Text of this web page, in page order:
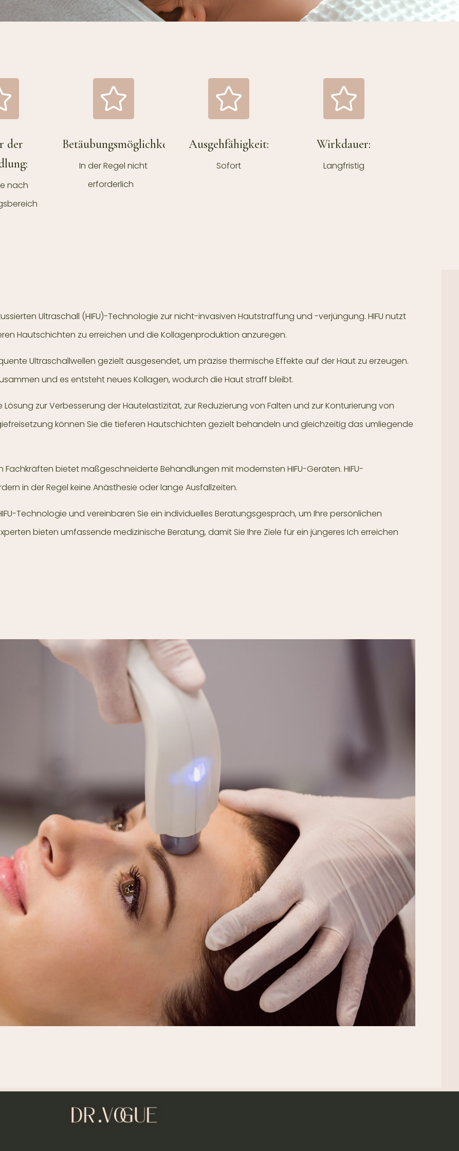
der
nach
Betäubungsmöglichkeit:
In der Regel nicht
erforderlich
Ausgehfähigkeit:
Sofort
Wirkdauer:
Langfristig
Ultraschall (HIFU)-Technologie zur nicht-invasiven Hautstraffung und -verjüngung. HIFU nutzt
Hautschichten zu erreichen und die Kollagenproduktion anzuregen.
Ultraschallwellen gezielt ausgesendet, um präzise thermische Effekte auf der Haut zu erzeugen.
und es entsteht neues Kollagen, wodurch die Haut straff bleibt.
Lösung zur Verbesserung der Hautelastizität, zur Reduzierung von Falten und zur Konturierung von
können Sie die tieferen Hautschichten gezielt behandeln und gleichzeitig das umliegende
Fachkräften bietet maßgeschneiderte Behandlungen mit modernsten HIFU-Geräten. HIFU-
in der Regel keine Anästhesie oder lange Ausfallzeiten.
Technologie und vereinbaren Sie ein individuelles Beratungsgespräch, um Ihre persönlichen
bieten umfassende medizinische Beratung, damit Sie Ihre Ziele für ein jüngeres Ich erreichen